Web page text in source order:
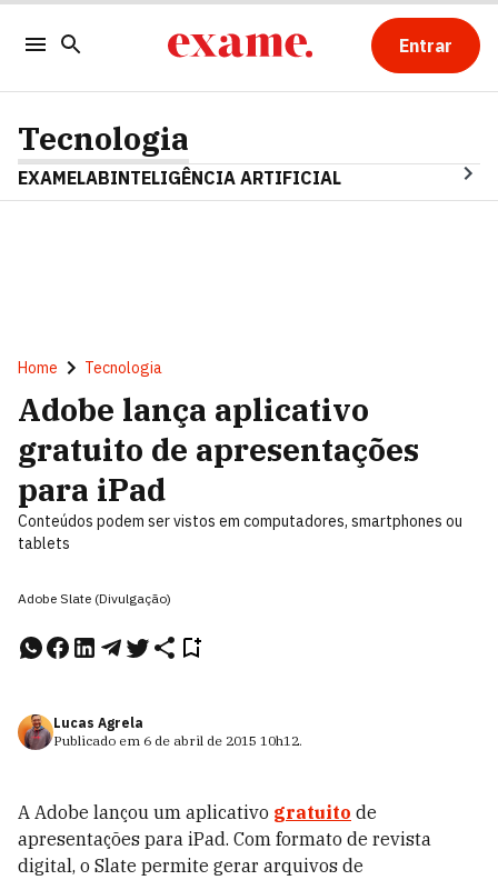
Entrar
Tecnologia
EXAMELABINTELIGÊNCIA ARTIFICIAL
Home Tecnologia
Adobe lança aplicativo
gratuito de apresentações
para iPad
Conteúdos podem ser vistos em computadores, smartphones ou
tablets
Adobe Slate (Divulgação)
Lucas Agrela
Publicado em 6 de abril de 2015 10h12.
A Adobe lançou um aplicativo gratuito de
apresentações para iPad. Com formato de revista
digital, o Slate permite gerar arquivos de